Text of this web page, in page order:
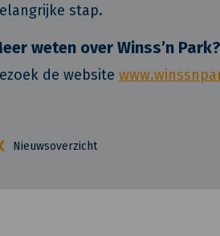
stap.
weten over Winss’n Park?
de website
Nieuwsoverzicht